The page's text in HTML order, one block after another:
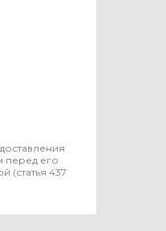
перед его
(статья 437